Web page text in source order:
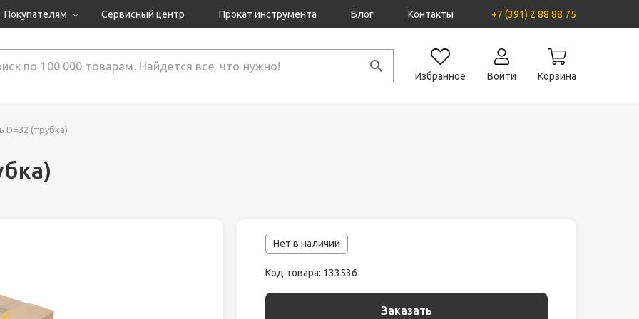
Покупателям
Как оформить заказ?
Сервисный центр Прокат инструмента Блог Контакты +7 (391) 2 88 88 75
Избранное Войти Корзина
D=32 (трубка)
Нет в наличии
Код товара: 133536
Заказать